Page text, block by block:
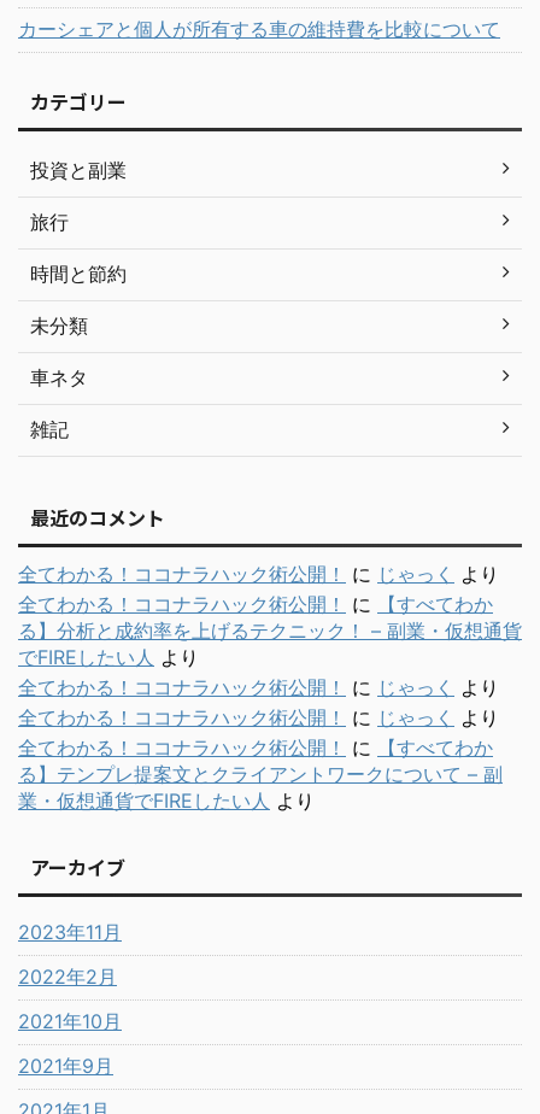
カーシェアと個人が所有する車の維持費を比較について
カテゴリー
投資と副業
旅行
時間と節約
未分類
車ネタ
雑記
最近のコメント
全てわかる！ココナラハック術公開！ に じゃっく
より
全てわかる！ココナラハック術公開！
に
【すべてわか
る】分析と成約率を上げるテクニック！ – 副業・仮想通貨
でFIREしたい人 より
全てわかる！ココナラハック術公開！
に じゃっく
より
全てわかる！ココナラハック術公開！
に じゃっく
より
全てわかる！ココナラハック術公開！
に
【すべてわか
る】テンプレ提案文とクライアントワークについて – 副
業・仮想通貨でFIREしたい人 より
アーカイブ
2023年11月
2022年2月
2021年10月
2021年9月